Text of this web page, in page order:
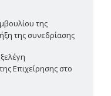
της
της συνεδρίασης
Επιχείρησης στο